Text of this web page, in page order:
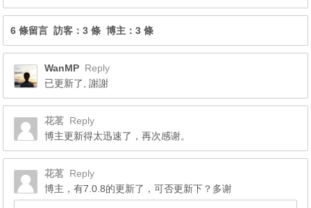
6 條留言 訪客：3 條 博主：3 條
WanMP Reply
已更新了, 謝謝
花茗 Reply
博主更新得太迅速了，再次感谢。
花茗 Reply
博主，有7.0.8的更新了，可否更新下？多谢